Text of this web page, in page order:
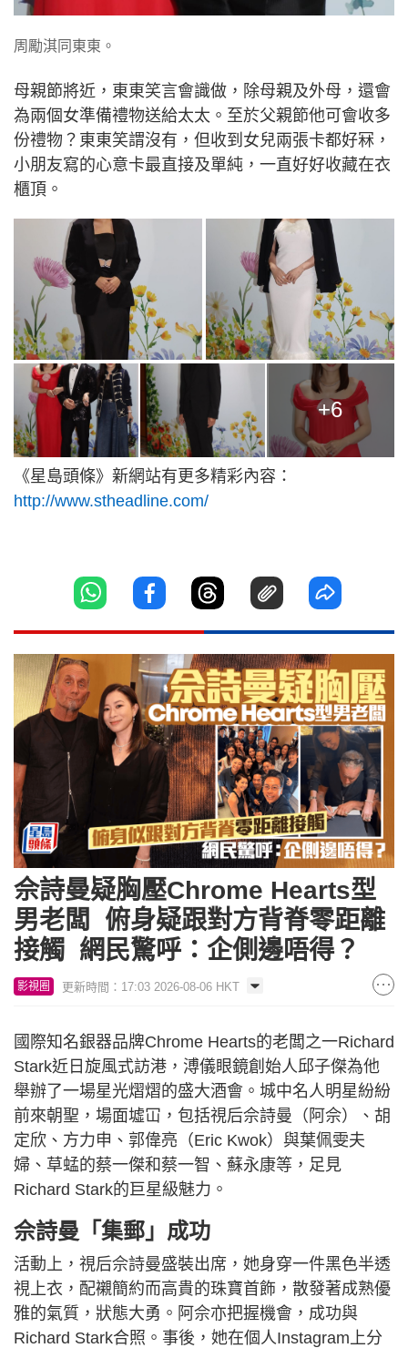
周勵淇同東東。
母親節將近，東東笑言會識做，除母親及外母，還會
為兩個女準備禮物送給太太。至於父親節他可會收多
份禮物？東東笑謂沒有，但收到女兒兩張卡都好冧，
小朋友寫的心意卡最直接及單純，一直好好收藏在衣
櫃頂。
+6
《星島頭條》新網站有更多精彩內容：
http://www.stheadline.com/
佘詩曼疑胸壓Chrome Hearts型
男老闆 俯身疑跟對方背脊零距離
接觸 網民驚呼：企側邊唔得？
影視圈 更新時間：17:03 2026-08-06 HKT
國際知名銀器品牌Chrome Hearts的老闆之一Richard
Stark近日旋風式訪港，溥儀眼鏡創始人邱子傑為他
舉辦了一場星光熠熠的盛大酒會。城中名人明星紛紛
前來朝聖，場面墟冚，包括視后佘詩曼（阿佘）、胡
定欣、方力申、郭偉亮（Eric Kwok）與葉佩雯夫
婦、草蜢的蔡一傑和蔡一智、蘇永康等，足見
Richard Stark的巨星級魅力。
佘詩曼「集郵」成功
活動上，視后佘詩曼盛裝出席，她身穿一件黑色半透
視上衣，配襯簡約而高貴的珠寶首飾，散發著成熟優
雅的氣質，狀態大勇。阿佘亦把握機會，成功與
Richard Stark合照。事後，她在個人Instagram上分